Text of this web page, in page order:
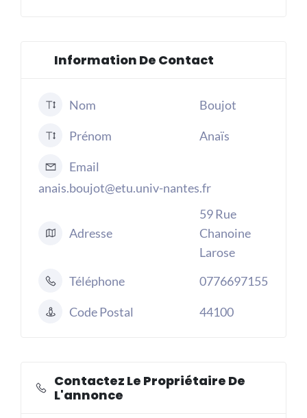
Information De Contact
Nom Boujot
Prénom Anaïs
Email
anais.boujot@etu.univ-nantes.fr
Adresse
59 Rue
Chanoine
Larose
Téléphone
0776697155
Code Postal 44100
Contactez Le Propriétaire De
L'annonce